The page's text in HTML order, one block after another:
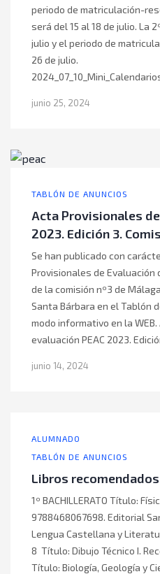
periodo de matriculación-
será del 15 al 18 de julio. La
julio y el periodo de
26 de julio.
junio 25, 2024
TABLÓN DE ANUNCIOS
Acta Provisionales de
2023. Edición 3.
Se han publicado con
Provisionales de Evaluación
de la comisión nº3 de
Santa Bárbara en el Tablón
modo informativo en la
evaluación PEAC 2023.
junio 14, 2024
ALUMNADO
TABLÓN DE ANUNCIOS
Libros
1º BACHILLERATO Título:
9788468067698. Editorial
Lengua Castellana y
8 Título: Dibujo Técnico I.
Título: Biología, Geología y